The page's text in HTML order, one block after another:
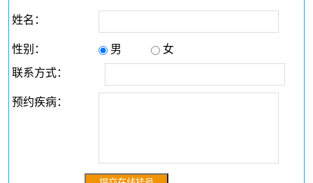
姓名：
性别： 男
女
联系方式：
预约疾病：